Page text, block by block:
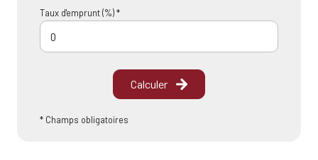
Taux d'emprunt (%) *
Calculer
* Champs obligatoires